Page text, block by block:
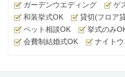
ガーデンウエディング
ゲ
和装挙式OK
貸切(フロア
ペット相談OK
挙式のみ
会費制結婚式OK
ナイト